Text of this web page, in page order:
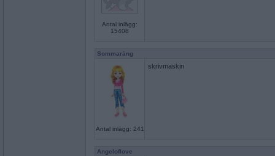
Antal inlägg:
15408
Sommaräng
Antal inlägg: 241
skrivmaskin
Angeloflove